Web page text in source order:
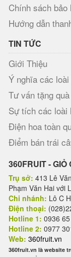
Chính sách bảo
Hướng dẫn
TIN TỨC
Giới Thiệu
Ý nghĩa các loài
Tư vấn tặng quà
Sự tích các loài
Điện hoa toàn
Điểm bán trái
360FRUIT -
Trụ sở: 413 Lê
Phạm Văn Hai với
Chi nhánh: Lô C
Điện thoại:
Hotline 1: 0936
Hotline 2: 0977
Web: 360fruit.vn
360fruit.vn là website